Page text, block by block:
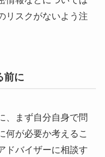
リスクがないよう注
前に
、まず自分自身で問
何が必要か考えるこ
ドバイザーに相談す